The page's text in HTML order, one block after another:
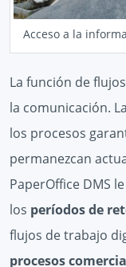
Acceso a la
La función de
la comunicación.
los procesos
permanezcan
PaperOffice DMS
los períodos de
flujos de trabajo
procesos